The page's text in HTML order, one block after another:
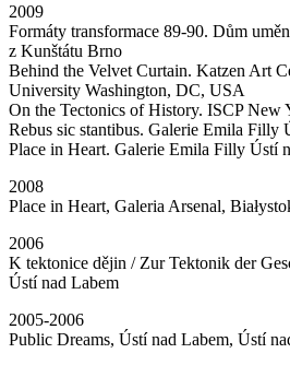
2009
Formáty transformace 89-90. Dům
z Kunštátu Brno
Behind the Velvet Curtain. Katzen Art
University Washington, DC, USA
On the Tectonics of History. ISCP New
Rebus sic stantibus. Galerie Emila Filly
Place in Heart. Galerie Emila Filly Ústí
2008
Place in Heart, Galeria Arsenal,
2006
K tektonice dějin / Zur Tektonik der
Ústí nad Labem
2005-2006
Public Dreams, Ústí nad Labem, Ústí